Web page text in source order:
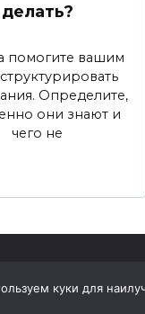
делать?
помогите вашим
Определите,
они знают и
чего не
и Психология
куки для